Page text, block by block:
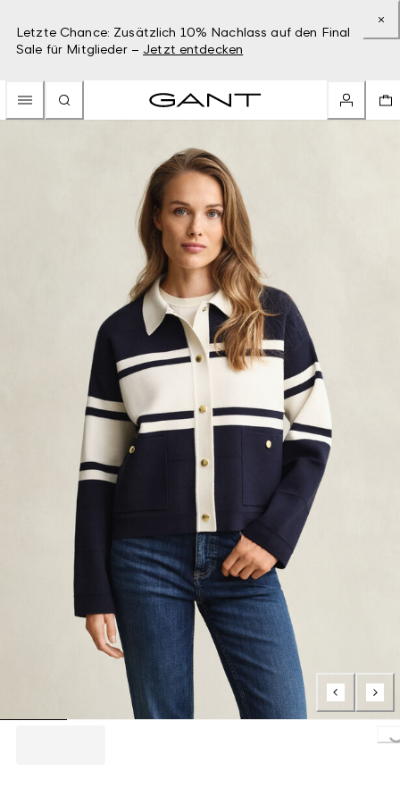
Letzte Chance: Zusätzlich 10% Nachlass auf den Final
Sale für Mitglieder – Jetzt entdecken
Loading...